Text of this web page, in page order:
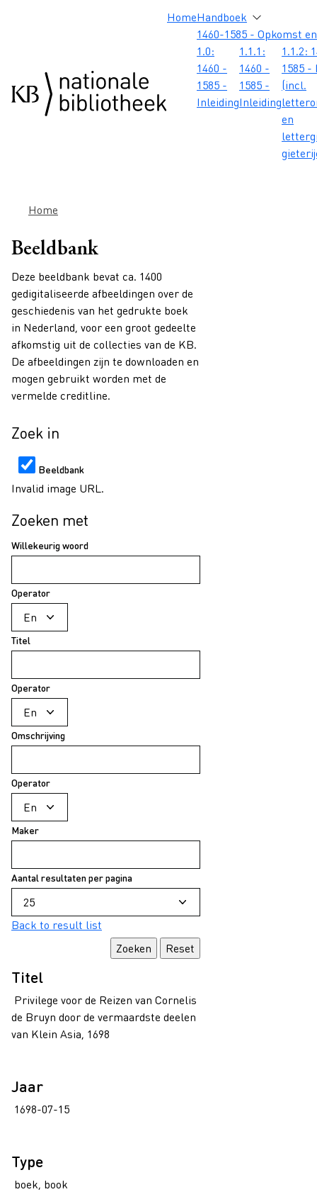
Hoofdnavigatie
HomeHandboek
1460-1585 - Opkomst
1.0:
1460 -
1585 -
Inleiding
1.1.1:
1460 -
1585 -
Inleiding
1.1.2:
1585
(incl.
en
Kruimelpad
Home
Beeldbank
Deze beeldbank bevat ca. 1400
gedigitaliseerde afbeeldingen over de
geschiedenis van het gedrukte boek
in Nederland, voor een groot gedeelte
afkomstig uit de collecties van de KB.
De afbeeldingen zijn te downloaden en
mogen gebruikt worden met de
vermelde creditline.
Zoek in
Beeldbank
Invalid image URL.
Zoeken met
Willekeurig woord
Operator
Titel
Operator
Omschrijving
Operator
Maker
Aantal resultaten per pagina
Back to result list
Titel
Privilege voor de Reizen van Cornelis
de Bruyn door de vermaardste deelen
van Klein Asia, 1698
Jaar
1698-07-15
Type
boek, book